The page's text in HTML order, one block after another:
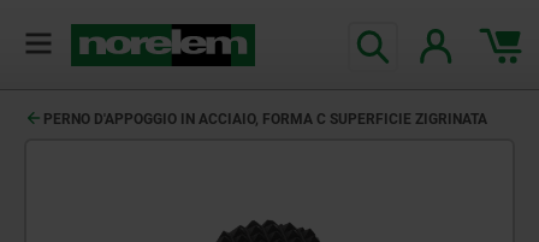
PERNO D'APPOGGIO IN ACCIAIO, FORMA C SUPERFICIE ZIGRINATA